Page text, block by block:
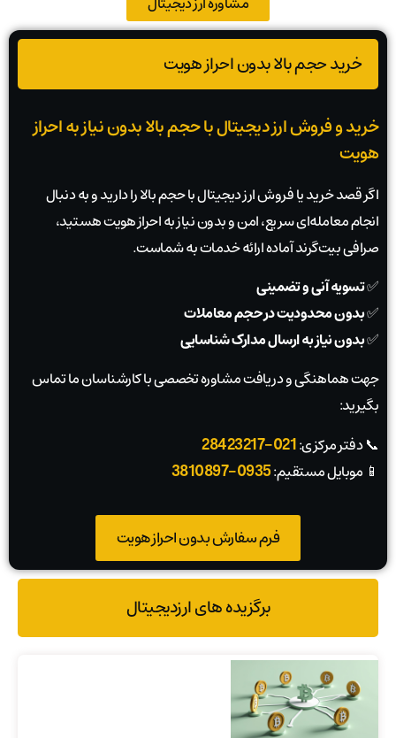
خرید حجم بالا بدون احراز هویت
خرید و فروش ارز دیجیتال با حجم بالا بدون نیاز به احراز
هویت
اگر قصد خرید یا فروش ارز دیجیتال با حجم بالا را دارید و به دنبال
انجام معامله‌ای سریع، امن و بدون نیاز به احراز هویت هستید،
صرافی بیت‌گرند آماده ارائه خدمات به شماست.
✅تسویه آنی و تضمینی
✅بدون محدودیت در حجم معاملات
✅بدون نیاز به ارسال مدارک شناسایی
جهت هماهنگی و دریافت مشاوره تخصصی با کارشناسان ما تماس
بگیرید:
📞 دفتر مرکزی:021-28423217
📱 موبایل مستقیم:0935-3810897
فرم سفارش بدون احراز هویت
برگزیده های ارزدیجیتال